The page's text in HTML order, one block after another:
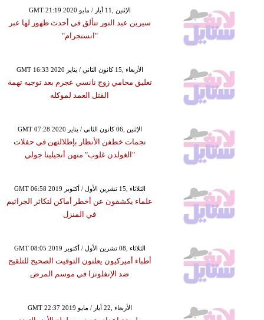
GMT 21:19 2020 الإثنين ,11 أيار / مايو
سيرين عبد النور تتألق في أحدث ظهور لها عبر
"انستجرام"
GMT 16:33 2020 الأربعاء ,15 كانون الثاني / يناير
تعليق محامي زوج نانسي عجرم بعد توجيه تهمة
القتل العمد لموكله
GMT 07:28 2020 الإثنين ,06 كانون الثاني / يناير
نجمات خطفن الأنظار بإطلالتهن في حفلات
"الغولدن غلوب" منهن أنجيلينا جولي
GMT 06:58 2019 الثلاثاء ,15 تشرين الأول / أكتوبر
علماء يكشفون عن أخطر أماكن لتكاثر الجراثيم
في المنزل
GMT 08:05 2019 الثلاثاء ,08 تشرين الأول / أكتوبر
أطباء أميركيون يعلنون التوقيت الصحيح للتلقيح
ضد الإنفلونزا في موسم المرض
GMT 22:37 2019 الأربعاء ,22 أيار / مايو